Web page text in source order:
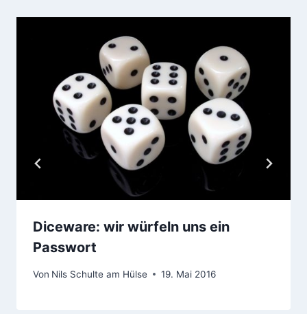
Diceware: wir würfeln uns ein
Passwort
Von Nils Schulte am Hülse 19. Mai 2016